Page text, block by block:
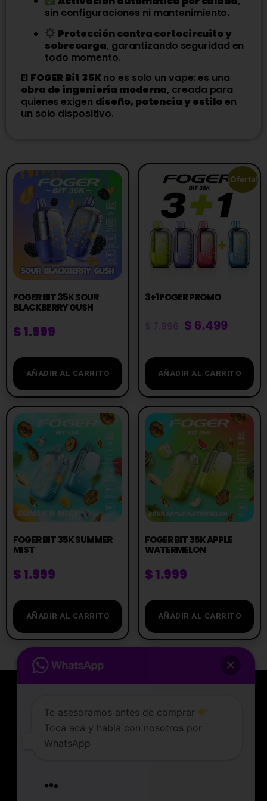
sin configuraciones ni mantenimiento.
Protección contra cortocircuito y
sobrecarga, garantizando seguridad en
todo momento.
El FOGER Bit 35Kno es solo un vape: es una
obra de ingeniería moderna, creada para
quienes exigen diseño, potencia y estiloen
un solo dispositivo.
FOGER BIT 35K SOUR
BLACKBERRY GUSH
$1.999
AÑADIR AL CARRITO
¡Oferta!
3+1 FOGER PROMO
$ 6.499
AÑADIR AL CARRITO
FOGER BIT 35K SUMMER
MIST
$1.999
AÑADIR AL CARRITO
FOGER BIT 35K APPLE
WATERMELON
$1.999
AÑADIR AL CARRITO
La tienda de vapeo mejor valorada de Uruguay.
Tocá acá y hablá con nosotros por
WhatsApp